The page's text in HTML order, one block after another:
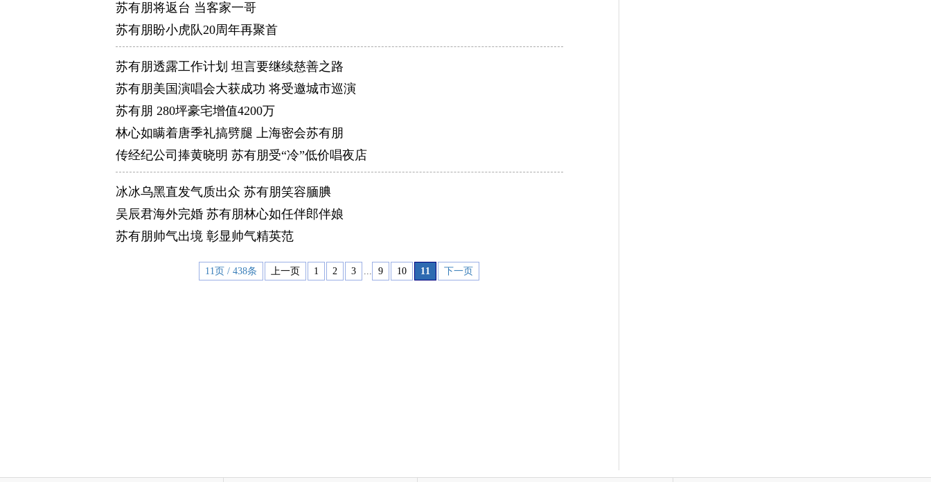
苏有朋将返台 当客家一哥
苏有朋盼小虎队20周年再聚首
苏有朋透露工作计划 坦言要继续慈善之路
苏有朋美国演唱会大获成功 将受邀城市巡演
苏有朋 280坪豪宅增值4200万
林心如瞒着唐季礼搞劈腿 上海密会苏有朋
传经纪公司捧黄晓明 苏有朋受“冷”低价唱夜店
冰冰乌黑直发气质出众 苏有朋笑容腼腆
吴辰君海外完婚 苏有朋林心如任伴郎伴娘
苏有朋帅气出境 彰显帅气精英范
11页 / 438条 上一页 1 2 3 ... 9 10 11 下一页